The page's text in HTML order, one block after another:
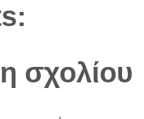
σχολίου